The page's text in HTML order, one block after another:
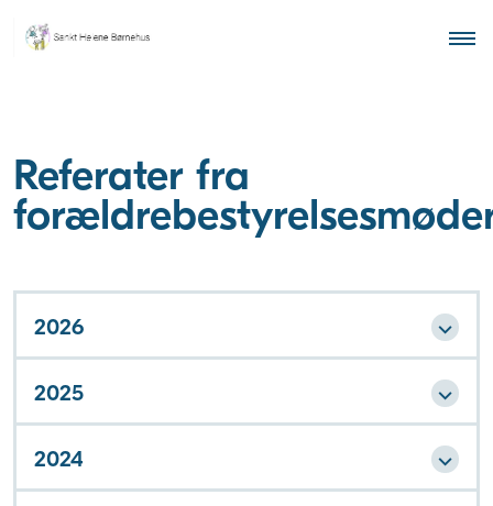
Referater fra
2026
2025
2024